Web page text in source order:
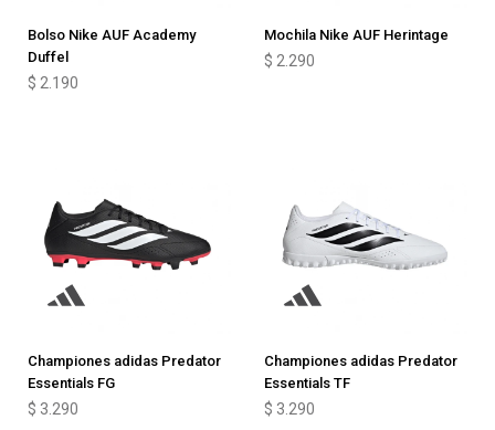
Bolso Nike AUF Academy
Duffel
$ 2.190
Mochila Nike AUF Herintage
$ 2.290
Championes adidas Predator
Essentials FG
$ 3.290
Championes adidas Predator
Essentials TF
$ 3.290